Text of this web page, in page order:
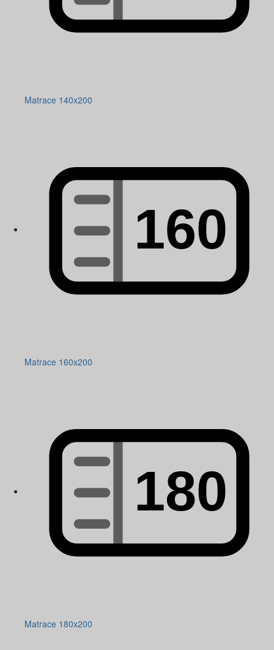
Matrace 140x200
Matrace 160x200
Matrace 180x200